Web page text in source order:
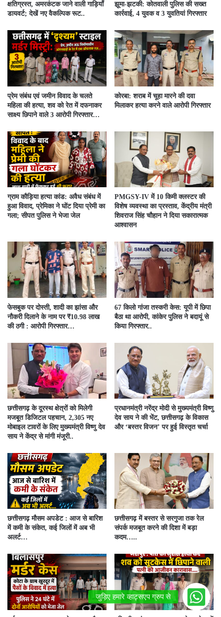
क्षतिग्रस्त, अमरकंटक जाने वाली गाड़ियाँ
डायवर्ट; देखें नए वैकल्पिक रूट..
झूमा-झटकी: कोतवाली पुलिस की सख्त
कार्रवाई, 4 युवक व 3 युवतियां गिरफ्तार
प्रेम संबंध एवं जमीन विवाद के चलते
महिला की हत्या, शव को रेत में दफनाकर
साक्ष्य छिपाने वाले 3 आरोपी गिरफ्तार…
कोरबा: शराब में चूहा मारने की दवा
मिलाकर हत्या करने वाले आरोपी गिरफ्तार
ग्राम कौड़िया हत्या कांड: अवैध संबंध में
हुआ विवाद, प्रेमिका ने घोंट दिया प्रेमी का
गला; सीपत पुलिस ने भेजा जेल
PMGSY-IV में 10 किमी क्लस्टर की
विशेष व्यवस्था का प्रस्ताव, केंद्रीय मंत्री
शिवराज सिंह चौहान ने दिया सकारात्मक
आश्वासन
फेसबुक पर दोस्ती, शादी का झांसा और
नौकरी दिलाने के नाम पर ₹10.98 लाख
की ठगी : आरोपी गिरफ्तार…
67 किलो गांजा तस्करी केस: यूपी में छिपा
बैठा था आरोपी, कांकेर पुलिस ने बदायूं से
किया गिरफ्तार..
छत्तीसगढ़ के दूरस्थ क्षेत्रों को मिलेगी
मजबूत डिजिटल पहचान, 2,305 नए
मोबाइल टावरों के लिए मुख्यमंत्री विष्णु देव
साय ने केंद्र से मांगी मंजूरी..
प्रधानमंत्री नरेंद्र मोदी से मुख्यमंत्री विष्णु
देव साय ने की भेंट, छत्तीसगढ़ के विकास
और ‘बस्तर विजन’ पर हुई विस्तृत चर्चा
छत्तीसगढ़ मौसम अपडेट : आज से बारिश
में कमी के संकेत, कई जिलों में अब भी
अलर्ट…
छत्तीसगढ़ में बस्तर से सरगुजा तक रेल
संपर्क मजबूत करने की दिशा में बड़ा
कदम…..